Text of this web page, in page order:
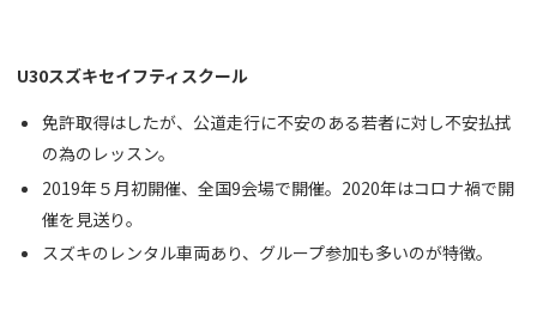
U30スズキセイフティスクール
免許取得はしたが、公道走行に不安のある若者に対し不安払拭
の為のレッスン。
2019年５月初開催、全国9会場で開催。2020年はコロナ禍で開
催を見送り。
スズキのレンタル車両あり、グループ参加も多いのが特徴。